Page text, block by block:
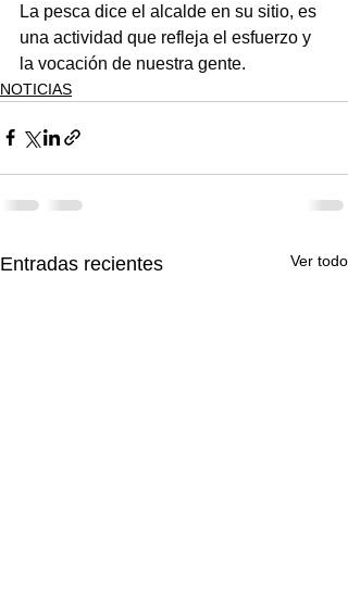
La pesca dice el alcalde en su sitio, es
una actividad que refleja el esfuerzo y
la vocación de nuestra gente.
NOTICIAS
Entradas recientes Ver todo